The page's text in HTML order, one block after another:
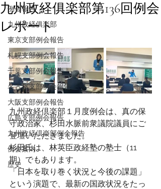
例会報告
九州政経俱楽部
東京支部例会報告
札幌支部例会報告
千葉支部例会報告
名古屋支部例会報告
大阪支部例会報告
広島支部例会報告
九州政経倶楽部例会報告
例会案内
歴史
九州政経俱楽部第136回例会
レポート
九州政経倶楽部１月度例会は、真の保
守政治家、杉田水脈前衆議院議員にご
登壇いただきました。
杉田氏は、林英臣政経塾の塾士（11
期）でもあります。
「日本を取り巻く状況と今後の課題」
という演題で、最新の国政状況をたっ